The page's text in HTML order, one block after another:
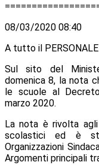
08/03/2020 08:40
A tutto il PERSONALE
Sul sito del
domenica 8, la nota
le scuole al
marzo 2020.
La nota è rivolta
scolastici ed è
Organizzazioni
Argomenti principali